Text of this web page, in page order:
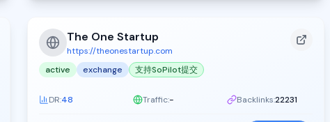
The One Startup
https://theonestartup.com
active
exchange 支持SoPilot提交
DR:48 Traffic:- Backlinks:22231